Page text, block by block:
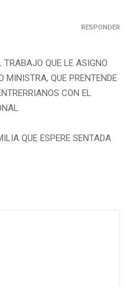
TRABAJO QUE LE ASIGNO
MINISTRA, QUE PRENTENDE
CON EL
QUE ESPERE SENTADA
RESPONDER